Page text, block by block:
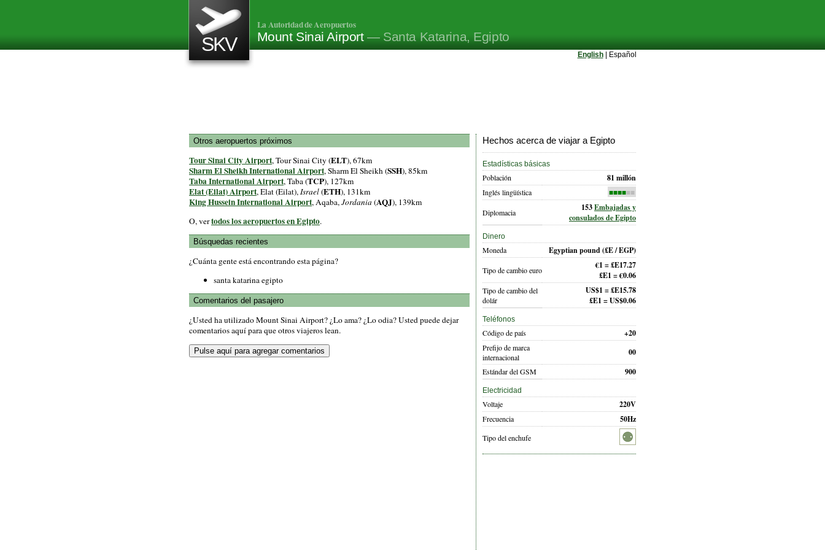
SKV
La Autoridad de Aeropuertos
Mount Sinai Airport — Santa Katarina, Egipto
English| Español
Otros aeropuertos próximos
Tour Sinai City Airport, Tour Sinai City (ELT), 67km
Sharm El Sheikh International Airport, Sharm El Sheikh (SSH), 85km
Taba International Airport, Taba (TCP), 127km
Elat (Eilat) Airport, Elat (Eilat),Israel(ETH), 131km
King Hussein International Airport, Aqaba,Jordania (AQJ), 139km
O, vertodos los aeropuertos en Egipto.
Búsquedas recientes
¿Cuánta gente está encontrando esta página?
santa katarina egipto
Comentarios del pasajero
¿Usted ha utilizado Mount Sinai Airport? ¿Lo ama? ¿Lo odia? Usted puede dejar
comentarios aquí para que otros viajeros lean.
Hechos acerca de viajar a Egipto
Estadísticas básicas
Población 81 millón
Inglés lingüística ■■■■■■
Diplomacia 153Embajadas y
consulados de Egipto
Dinero
Moneda Egyptian pound(£E / EGP)
Tipo de cambio euro
€1 = £E17.27
£E1 = €0.06
Tipo de cambio del
dolár
US$1 = £E15.78
£E1 = US$0.06
Teléfonos
Código de país +20
Prefijo de marca
internacional
00
Estándar del GSM 900
Electricidad
Voltaje 220V
Frecuencia 50Hz
Tipo del enchufe